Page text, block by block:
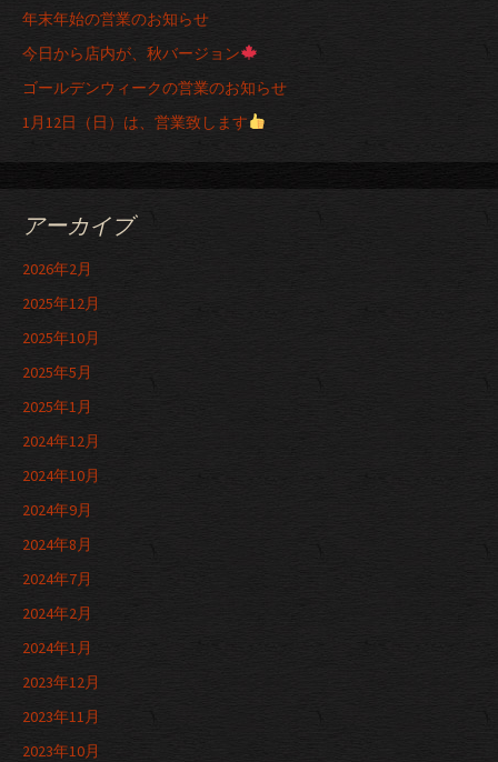
年末年始の営業のお知らせ
今日から店内が、秋バージョン
ゴールデンウィークの営業のお知らせ
1月12日（日）は、営業致します
アーカイブ
2026年2月
2025年12月
2025年10月
2025年5月
2025年1月
2024年12月
2024年10月
2024年9月
2024年8月
2024年7月
2024年2月
2024年1月
2023年12月
2023年11月
2023年10月